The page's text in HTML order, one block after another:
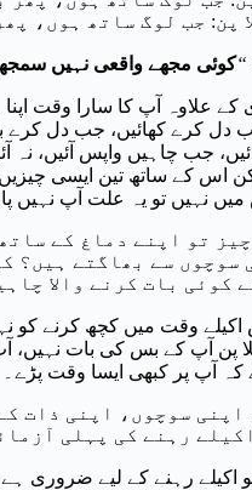
پن: جب لوگ ساتھ ہوں،
“کوئی مجھے واقعی نہیں
کے علاوہ آپ کا سارا وقت
دل کرے کھائیں، جب دل کرے
جب چاہیں واپس آئیں، نہ
اس کے ساتھ تین ایسی
نہیں تو یہ علت آپ نہیں
تو اپنے دماغ کے
سوچوں سے بھاگتے ہیں؟
کوئی بات کرنے والا
وقت میں کچھ کرنے کو
پن آپ کے بس کی بات نہیں،
کہ آپ پر کبھی ایسا وقت پڑے۔
اپنی سوچوں، اپنی ذات
رہنے کی پہلی
رہنے کے لیے ضروری ہے